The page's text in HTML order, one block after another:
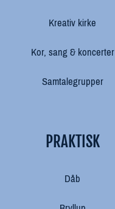
Kreativ kirke
Kor, sang & koncerter
Samtalegrupper
PRAKTISK
Dåb